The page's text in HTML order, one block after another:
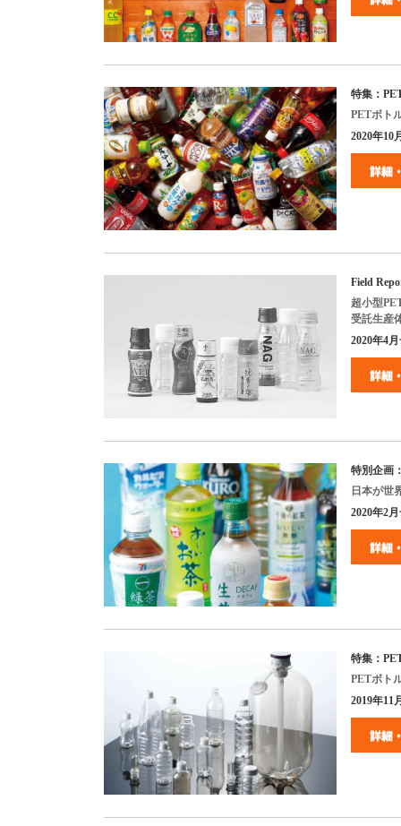
特集：
PETボト
2020年10
Field
超小型
受託生産
2020年4月
特別企画
日本が世
2020年2月
特集：
PETボト
2019年11